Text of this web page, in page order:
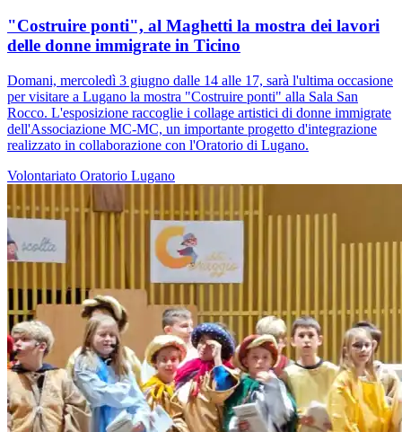
"Costruire ponti", al Maghetti la mostra dei lavori
delle donne immigrate in Ticino
Domani, mercoledì 3 giugno dalle 14 alle 17, sarà l'ultima occasione
per visitare a Lugano la mostra "Costruire ponti" alla Sala San
Rocco. L'esposizione raccoglie i collage artistici di donne immigrate
dell'Associazione MC-MC, un importante progetto d'integrazione
realizzato in collaborazione con l'Oratorio di Lugano.
Volontariato Oratorio Lugano